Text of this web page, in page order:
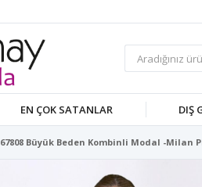
EN ÇOK SATANLAR DIŞ
67808 Büyük Beden Kombinli Modal -Milan